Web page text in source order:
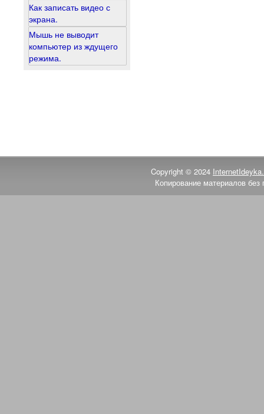
Как записать видео с
экрана.
Мышь не выводит
компьютер из ждущего
режима.
Copyright © 2024
Копирование материалов